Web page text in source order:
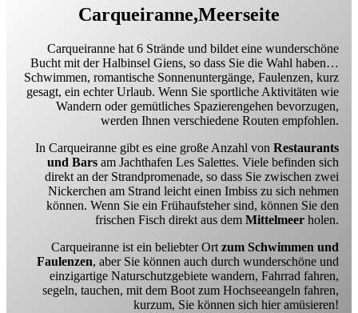
Carqueiranne,Meerseite
Carqueiranne hat 6 Strände und bildet eine wunderschöne
Bucht mit der Halbinsel Giens, so dass Sie die Wahl haben…
Schwimmen, romantische Sonnenuntergänge, Faulenzen, kurz
gesagt, ein echter Urlaub. Wenn Sie sportliche Aktivitäten wie
Wandern oder gemütliches Spazierengehen bevorzugen,
werden Ihnen verschiedene Routen empfohlen.
In Carqueiranne gibt es eine große Anzahl von Restaurants
und Bars am Jachthafen Les Salettes. Viele befinden sich
direkt an der Strandpromenade, so dass Sie zwischen zwei
Nickerchen am Strand leicht einen Imbiss zu sich nehmen
können. Wenn Sie ein Frühaufsteher sind, können Sie den
frischen Fisch direkt aus dem Mittelmeer holen.
Carqueiranne ist ein beliebter Ort zum Schwimmen und
Faulenzen, aber Sie können auch durch wunderschöne und
einzigartige Naturschutzgebiete wandern, Fahrrad fahren,
segeln, tauchen, mit dem Boot zum Hochseeangeln fahren,
kurzum, Sie können sich hier amüsieren!